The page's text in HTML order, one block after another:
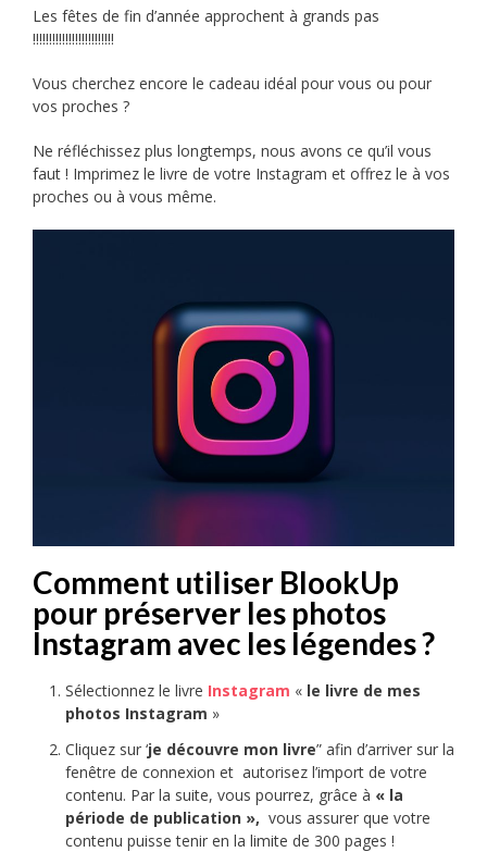
Les fêtes de fin d’année approchent à grands pas
!!!!!!!!!!!!!!!!!!!!!!!!!
Vous cherchez encore le cadeau idéal pour vous ou pour
vos proches ?
Ne réfléchissez plus longtemps, nous avons ce qu’il vous
faut ! Imprimez le livre de votre Instagram et offrez le à vos
proches ou à vous même.
Comment utiliser BlookUp
pour préserver les photos
Instagram avec les légendes ?
Sélectionnez le livre Instagram « le livre de mes
photos Instagram »
Cliquez sur ‘je découvre mon livre” afin d’arriver sur la
fenêtre de connexion et autorisez l’import de votre
contenu. Par la suite, vous pourrez, grâce à « la
période de publication », vous assurer que votre
contenu puisse tenir en la limite de 300 pages !